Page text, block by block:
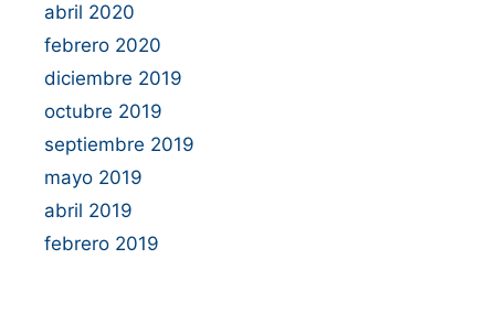
abril 2020
febrero 2020
diciembre 2019
octubre 2019
septiembre 2019
mayo 2019
abril 2019
febrero 2019